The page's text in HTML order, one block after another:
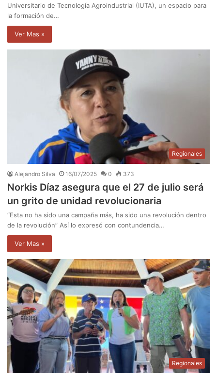
Universitario de Tecnología Agroindustrial (IUTA), un espacio para
la formación de…
Ver Mas »
Regionales
Alejandro Silva 16/07/2025 0 373
Norkis Díaz asegura que el 27 de julio será
un grito de unidad revolucionaria
“Esta no ha sido una campaña más, ha sido una revolución dentro
de la revolución” Así lo expresó con contundencia…
Ver Mas »
Regionales